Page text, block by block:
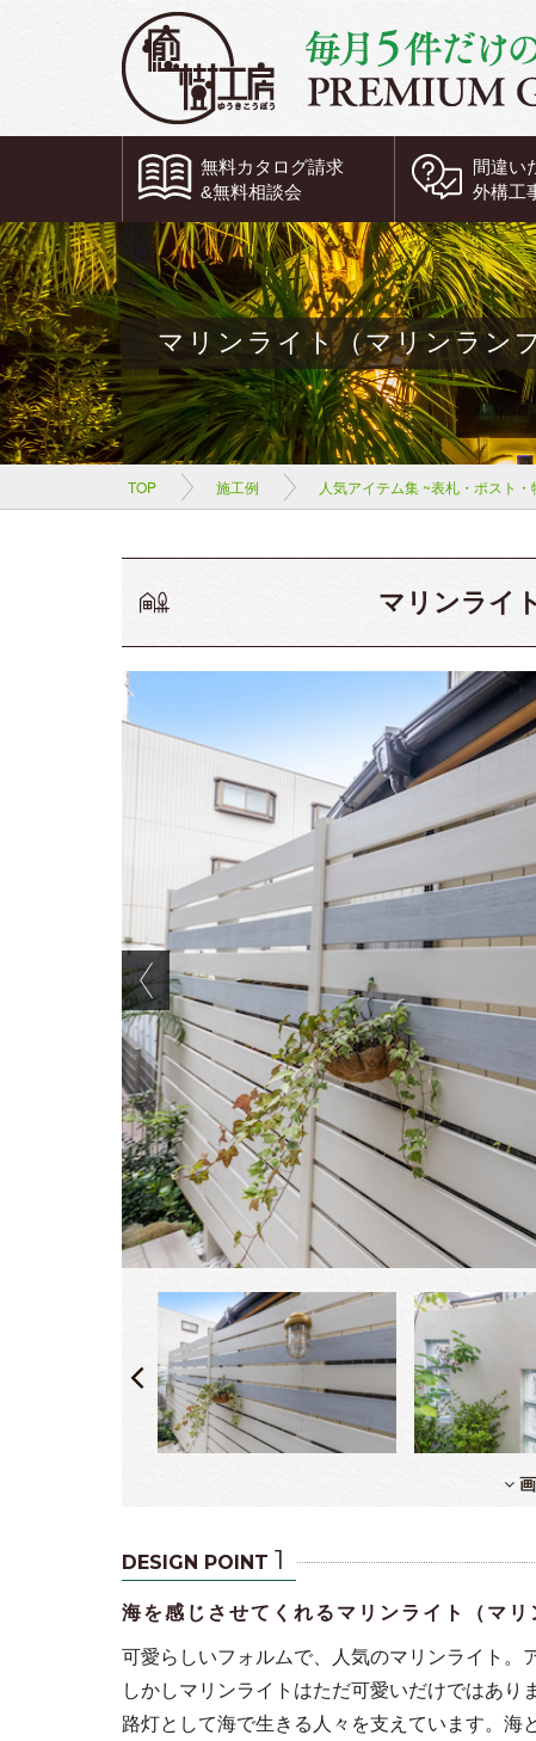
無料カタログ請求
&無料相談会
間違い
外構工
マリンライト（マリンラン
TOP 施工例 人気アイテム集 ~表札・ポスト
マリンライ
画
DESIGN POINT 1
海を感じさせてくれるマリンライト（マ
可愛らしいフォルムで、人気のマリンライト。
しかしマリンライトはただ可愛いだけではあ
路灯として海で生きる人々を支えています。